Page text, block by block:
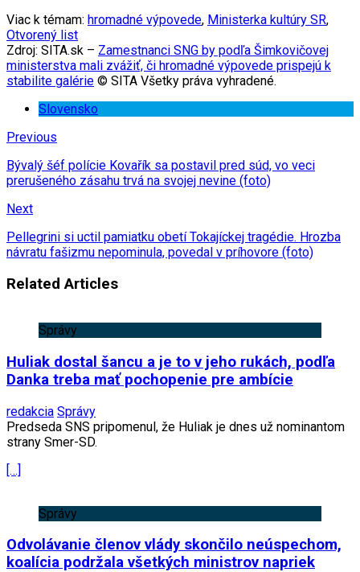
Viac k témam: hromadné výpovede, Ministerka kultúry SR,
Otvorený list
Zdroj: SITA.sk – Zamestnanci SNG by podľa Šimkovičovej
ministerstva mali zvážiť, či hromadné výpovede prispejú k
stabilite galérie © SITA Všetky práva vyhradené.
Slovensko
Previous
Bývalý šéf polície Kovařík sa postavil pred súd, vo veci
prerušeného zásahu trvá na svojej nevine (foto)
Next
Pellegrini si uctil pamiatku obetí Tokajíckej tragédie. Hrozba
návratu fašizmu nepominula, povedal v príhovore (foto)
Related Articles
Správy
Huliak dostal šancu a je to v jeho rukách, podľa
Danka treba mať pochopenie pre ambície
redakcia Správy
Predseda SNS pripomenul, že Huliak je dnes už nominantom
strany Smer-SD.
[…]
Správy
Odvolávanie členov vlády skončilo neúspechom,
koalícia podržala všetkých ministrov napriek